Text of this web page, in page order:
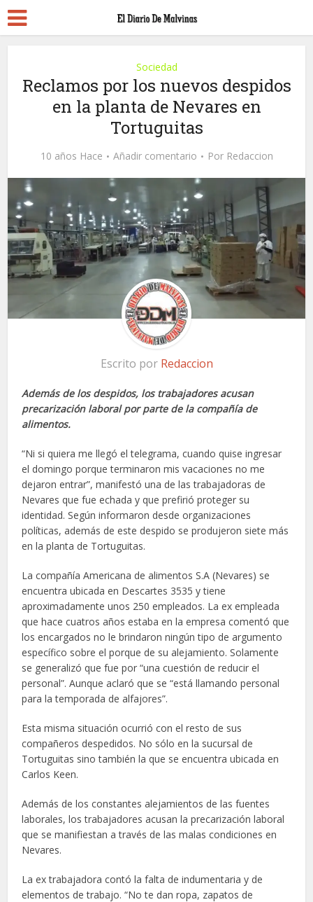
Sociedad
Reclamos por los nuevos despidos
en la planta de Nevares en
Tortuguitas
10 años Hace Añadir comentario Por Redaccion
Escrito por Redaccion
Además de los despidos, los trabajadores acusan
precarización laboral por parte de la compañía de
alimentos.
“Ni si quiera me llegó el telegrama, cuando quise ingresar
el domingo porque terminaron mis vacaciones no me
dejaron entrar”, manifestó una de las trabajadoras de
Nevares que fue echada y que prefirió proteger su
identidad. Según informaron desde organizaciones
políticas, además de este despido se produjeron siete más
en la planta de Tortuguitas.
La compañía Americana de alimentos S.A (Nevares) se
encuentra ubicada en Descartes 3535 y tiene
aproximadamente unos 250 empleados. La ex empleada
que hace cuatros años estaba en la empresa comentó que
los encargados no le brindaron ningún tipo de argumento
específico sobre el porque de su alejamiento. Solamente
se generalizó que fue por “una cuestión de reducir el
personal”. Aunque aclaró que se “está llamando personal
para la temporada de alfajores”.
Esta misma situación ocurrió con el resto de sus
compañeros despedidos. No sólo en la sucursal de
Tortuguitas sino también la que se encuentra ubicada en
Carlos Keen.
Además de los constantes alejamientos de las fuentes
laborales, los trabajadores acusan la precarización laboral
que se manifiestan a través de las malas condiciones en
Nevares.
La ex trabajadora contó la falta de indumentaria y de
elementos de trabajo. “No te dan ropa, zapatos de